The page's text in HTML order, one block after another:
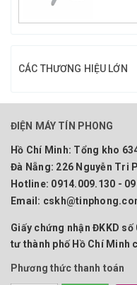
CÁC THƯƠNG HIỆU LỚN
ĐIỆN MÁY TÍN PHONG
Hồ Chí Minh: Tổng kho
Đà Nẵng: 226 Nguyễn Tri
Hotline: 0914.009.130 -
Email:
Giấy chứng nhận ĐKKD
tư thành phố Hồ Chí Minh
Phương thức thanh toán